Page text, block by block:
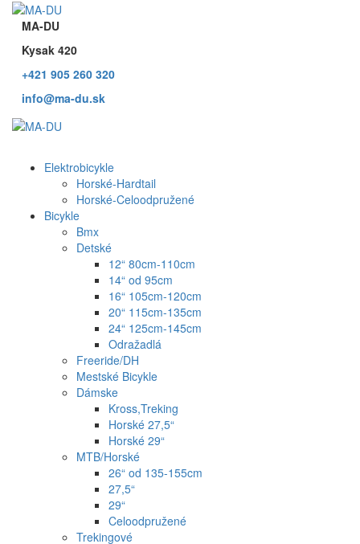
MA-DU
Kysak 420
+421 905 260 320
info@ma-du.sk
Elektrobicykle
Horské-Hardtail
Horské-Celoodpružené
Bicykle
Bmx
Detské
12“ 80cm-110cm
14“ od 95cm
16“ 105cm-120cm
20“ 115cm-135cm
24“ 125cm-145cm
Odražadlá
Freeride/DH
Mestské Bicykle
Dámske
Kross,Treking
Horské 27,5“
Horské 29“
MTB/Horské
26“ od 135-155cm
27,5“
29“
Celoodpružené
Trekingové